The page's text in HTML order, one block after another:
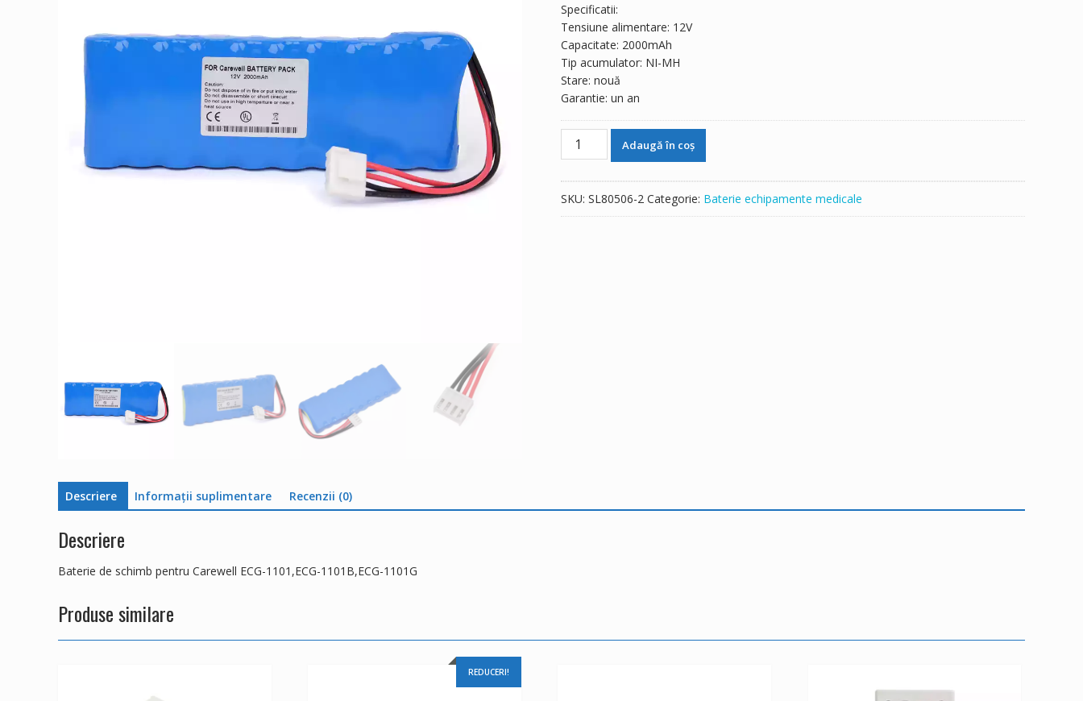
Specificatii:
Tensiune alimentare: 12V
Capacitate: 2000mAh
Tip acumulator: NI-MH
Stare: nouă
Garantie: un an
Cantitate
Baterie
pentru
Adaugă în coș
SKU: SL80506-2 Categorie: Baterie echipamente medicale
Descriere Informații suplimentare Recenzii (0)
Descriere
Baterie de schimb pentru Carewell ECG-1101,ECG-1101B,ECG-1101G
Produse similare
REDUCERI!